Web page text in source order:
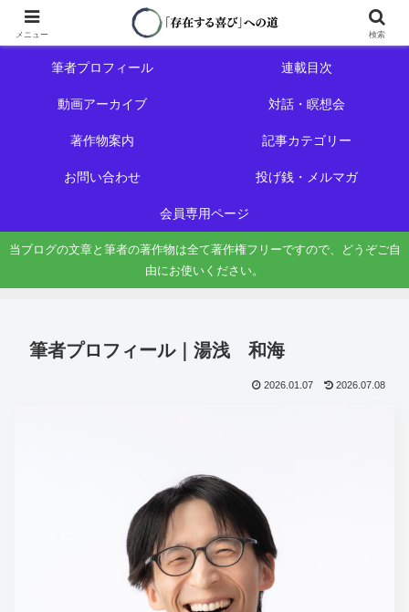
初めての方へ
筆者プロフィール 連載目次
動画アーカイブ 対話・瞑想会
著作物案内 記事カテゴリー
お問い合わせ 投げ銭・メルマガ
会員専用ページ
当ブログの文章と筆者の著作物は全て著作権フリーですので、どうぞご自
由にお使いください。
筆者プロフィール｜湯浅 和海
2026.01.07 2026.07.08
メニュー 検索